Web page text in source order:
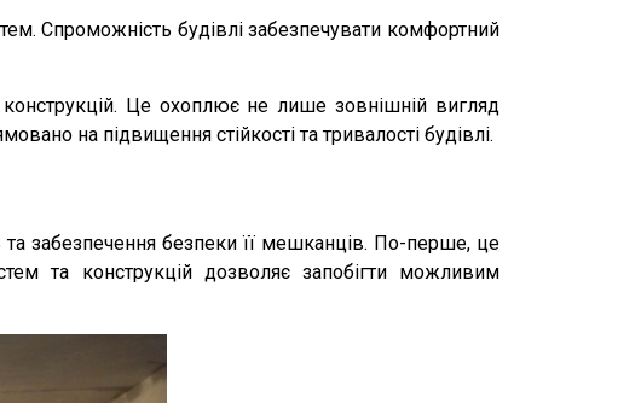
Спроможність будівлі забезпечувати комфортний
Це охоплює не лише зовнішній вигляд
на підвищення стійкості та тривалості будівлі.
забезпечення безпеки її мешканців. По-перше, це
та конструкцій дозволяє запобігти можливим